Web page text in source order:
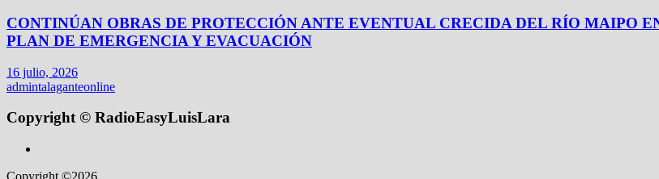
CONTINÚAN OBRAS DE PROTECCIÓN ANTE EVENTUAL CRECIDA DEL RÍO MAIPO
PLAN DE EMERGENCIA Y EVACUACIÓN
16 julio, 2026
admintalaganteonline
Copyright © RadioEasyLuisLara
Copyright ©2026